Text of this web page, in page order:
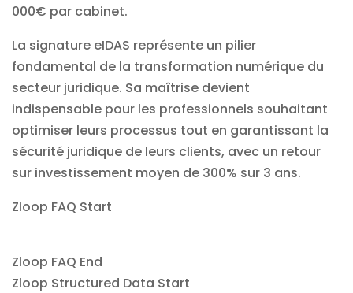
000€ par cabinet.
La signature eIDAS représente un pilier
fondamental de la transformation numérique du
secteur juridique. Sa maîtrise devient
indispensable pour les professionnels souhaitant
optimiser leurs processus tout en garantissant la
sécurité juridique de leurs clients, avec un retour
sur investissement moyen de 300% sur 3 ans.
Zloop FAQ Start
Zloop FAQ End
Zloop Structured Data Start